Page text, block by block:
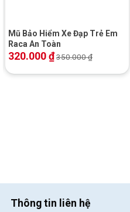
Mũ Bảo Hiểm Xe Đạp Trẻ Em
Raca An Toàn
320.000₫350.000₫
Thông tin liên hệ